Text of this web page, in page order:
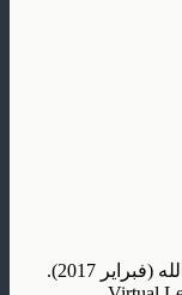
:محمد فضل المولى عبد الله (فبراير 2017).